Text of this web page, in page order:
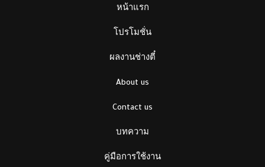
หน้าแรก
โปรโมชั่น
ผลงานช่างตี๋
About us
Contact us
บทความ
คู่มือการใช้งาน